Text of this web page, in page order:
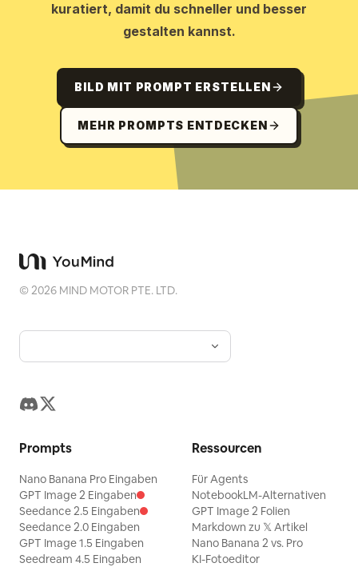
kuratiert, damit du schneller und besser
gestalten kannst.
BILD MIT PROMPT ERSTELLEN
MEHR PROMPTS ENTDECKEN
©2026 MIND MOTOR PTE. LTD.
Prompts
Nano Banana Pro Eingaben
GPT Image 2 Eingaben
Seedance 2.5 Eingaben
Seedance 2.0 Eingaben
GPT Image 1.5 Eingaben
Seedream 4.5 Eingaben
Ressourcen
Für Agents
NotebookLM-Alternativen
GPT Image 2 Folien
Markdown zu 𝕏 Artikel
Nano Banana 2 vs. Pro
KI-Fotoeditor